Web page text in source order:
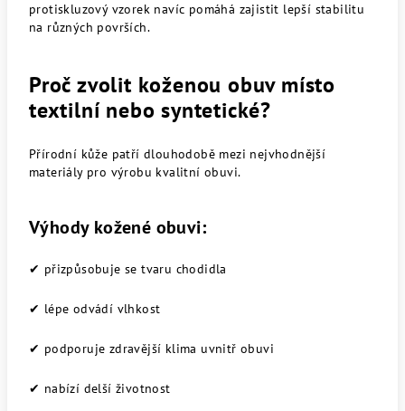
protiskluzový vzorek navíc pomáhá zajistit lepší stabilitu
na různých površích.
Proč zvolit koženou obuv místo
textilní nebo syntetické?
Přírodní kůže patří dlouhodobě mezi nejvhodnější
materiály pro výrobu kvalitní obuvi.
Výhody kožené obuvi:
✔ přizpůsobuje se tvaru chodidla
✔ lépe odvádí vlhkost
✔ podporuje zdravější klima uvnitř obuvi
✔ nabízí delší životnost